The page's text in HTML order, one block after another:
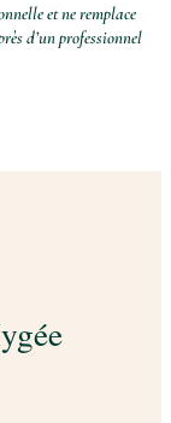
et ne remplace
d’un professionnel